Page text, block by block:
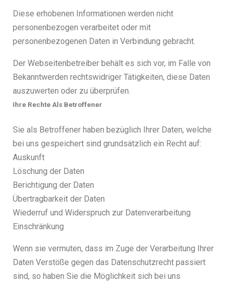
Diese erhobenen Informationen werden nicht
personenbezogen verarbeitet oder mit
personenbezogenen Daten in Verbindung gebracht.
Der Webseitenbetreiber behält es sich vor, im Falle von
Bekanntwerden rechtswidriger Tätigkeiten, diese Daten
auszuwerten oder zu überprüfen.
Ihre Rechte Als Betroffener
Sie als Betroffener haben bezüglich Ihrer Daten, welche
bei uns gespeichert sind grundsätzlich ein Recht auf:
Auskunft
Löschung der Daten
Berichtigung der Daten
Übertragbarkeit der Daten
Wiederruf und Widerspruch zur Datenverarbeitung
Einschränkung
Wenn sie vermuten, dass im Zuge der Verarbeitung Ihrer
Daten Verstöße gegen das Datenschutzrecht passiert
sind, so haben Sie die Möglichkeit sich bei uns